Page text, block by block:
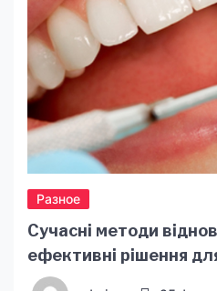
Разное
Сучасні методи
ефективні рішення
посмішки